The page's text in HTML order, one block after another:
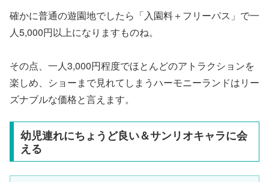
確かに普通の遊園地でしたら「入園料＋フリーパス」で一
人5,000円以上になりますものね。
その点、一人3,000円程度でほとんどのアトラクションを
楽しめ、ショーまで見れてしまうハーモニーランドはリー
ズナブルな価格と言えます。
幼児連れにちょうど良い＆サンリオキャラに会
える